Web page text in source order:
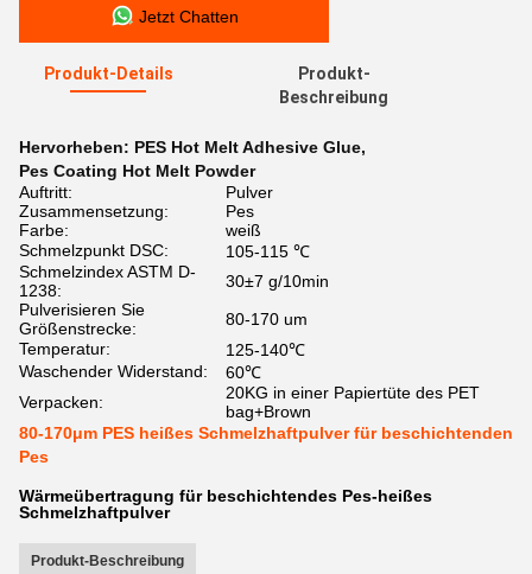
Jetzt Chatten
Produkt-Details
Produkt-
Beschreibung
Hervorheben: PES Hot Melt Adhesive Glue,
Pes Coating Hot Melt Powder
Auftritt:
Pulver
Zusammensetzung:
Pes
Farbe:
weiß
Schmelzpunkt DSC:
105-115 ℃
Schmelzindex ASTM D-
1238:
30±7 g/10min
Pulverisieren Sie
Größenstrecke:
80-170 um
Temperatur:
125-140℃
Waschender Widerstand:
60℃
Verpacken:
20KG in einer Papiertüte des PET
bag+Brown
80-170μm PES heißes Schmelzhaftpulver für beschichtenden
Pes
Wärmeübertragung für beschichtendes Pes-heißes
Schmelzhaftpulver
Produkt-Beschreibung